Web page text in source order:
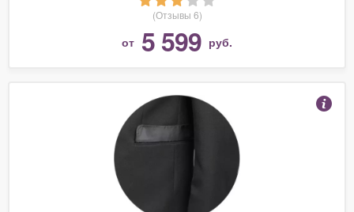
(Отзывы 6)
от 5 599 руб.